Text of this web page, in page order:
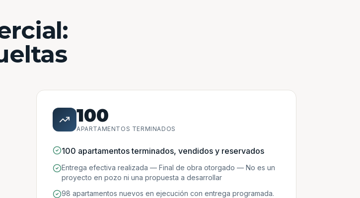
100
APARTAMENTOS TERMINADOS
100 apartamentos terminados, vendidos y reservados
Entrega efectiva realizada — Final de obra otorgado — No es un
proyecto en pozo ni una propuesta a desarrollar
98 apartamentos nuevos en ejecución con entrega programada.